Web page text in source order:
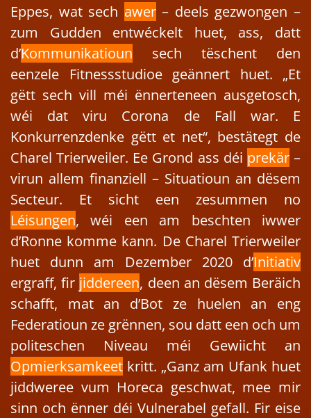
Eppes, wat sech awer– deels gezwongen –
zum Gudden entwéckelt huet, ass, datt
d’Kommunikatioun sech tëschent den
eenzele Fitnessstudioe geännert huet. „Et
gëtt sech vill méi ënnerteneen ausgetosch,
wéi dat viru Corona de Fall war. E
Konkurrenzdenke gëtt et net“, bestätegt de
Charel Trierweiler. Ee Grond ass déi prekär–
virun allem finanziell – Situatioun an dësem
Secteur. Et sicht een zesummen no
Léisungen, wéi een am beschten iwwer
d’Ronne komme kann. De Charel Trierweiler
huet dunn am Dezember 2020 d’Initiativ
ergraff, fir jiddereen, deen an dësem Beräich
schafft, mat an d’Bot ze huelen an eng
Federatioun ze grënnen, sou datt een och um
politeschen Niveau méi Gewiicht an
Opmierksamkeet kritt. „Ganz am Ufank huet
jiddweree vum Horeca geschwat, mee mir
sinn och ënner déi Vulnerabel gefall. Fir eise